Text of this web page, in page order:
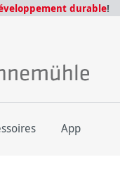
durable!
App